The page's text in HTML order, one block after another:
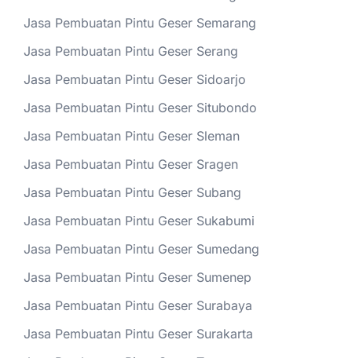
Jasa Pembuatan Pintu Geser Semarang
Jasa Pembuatan Pintu Geser Serang
Jasa Pembuatan Pintu Geser Sidoarjo
Jasa Pembuatan Pintu Geser Situbondo
Jasa Pembuatan Pintu Geser Sleman
Jasa Pembuatan Pintu Geser Sragen
Jasa Pembuatan Pintu Geser Subang
Jasa Pembuatan Pintu Geser Sukabumi
Jasa Pembuatan Pintu Geser Sumedang
Jasa Pembuatan Pintu Geser Sumenep
Jasa Pembuatan Pintu Geser Surabaya
Jasa Pembuatan Pintu Geser Surakarta